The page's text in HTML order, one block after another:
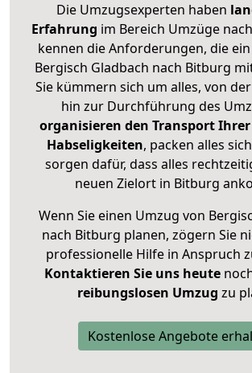
Die Umzugsexperten haben
Erfahrung im Bereich Umzüge
kennen die Anforderungen, die
Bergisch Gladbach nach Bitburg
Sie kümmern sich um alles, von
hin zur Durchführung des
organisieren den Transport
Habseligkeiten, packen alles
sorgen dafür, dass alles
neuen Zielort in Bitburg
Wenn Sie einen Umzug von
nach Bitburg planen, zögern Sie
professionelle Hilfe in Anspruch
Kontaktieren Sie uns heute
reibungslosen Umzug zu
Kostenlose Angebote